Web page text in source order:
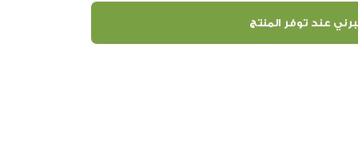
عند توفر المنتج